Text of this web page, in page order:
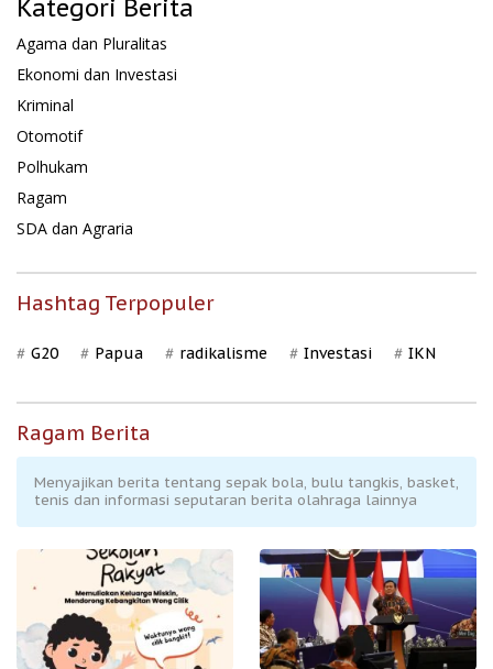
Kategori Berita
Agama dan Pluralitas
Ekonomi dan Investasi
Kriminal
Otomotif
Polhukam
Ragam
SDA dan Agraria
Hashtag Terpopuler
G20 Papua radikalisme Investasi IKN
Ragam Berita
Menyajikan berita tentang sepak bola, bulu tangkis, basket,
tenis dan informasi seputaran berita olahraga lainnya